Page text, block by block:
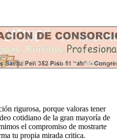
rigurosa, porque valoras tener
cotidiano de la gran mayoría de
el compromiso de mostrarte
tu propia mirada critica.